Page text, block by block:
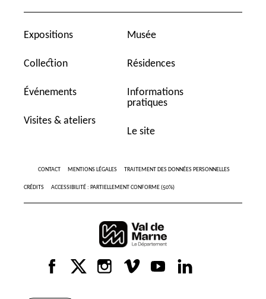
Expositions
Collection
Événements
Visites & ateliers
Musée
Résidences
Informations
pratiques
Le site
CONTACT MENTIONS LÉGALES TRAITEMENT DES DONNÉES PERSONNELLES
CRÉDITS ACCESSIBILITÉ : PARTIELLEMENT CONFORME (50%)